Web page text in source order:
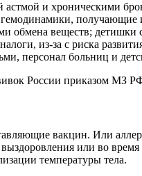
астмой и хроническими
обмена веществ;
из-за с риска
персонал больниц и
России приказом МЗ
вакцин. Или
или во время
температуры тела.